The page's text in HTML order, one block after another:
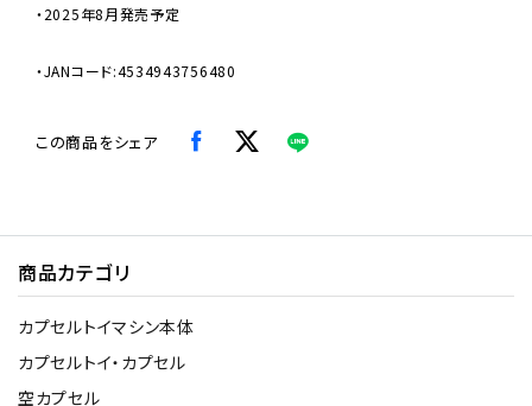
・2025年8月発売予定
・JANコード:4534943756480
この商品をシェア
商品カテゴリ
カプセルトイマシン本体
カプセルトイ・カプセル
空カプセル